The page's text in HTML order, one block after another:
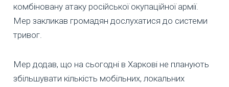
комбіновану атаку російської окупаційної армії.
Мер закликав громадян дослухатися до системи
тривог.
Мер додав, що на сьогодні в Харкові не планують
збільшувати кількість мобільних, локальних